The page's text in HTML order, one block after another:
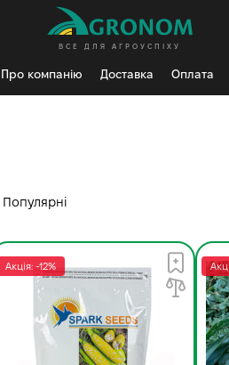
ВСЕ ДЛЯ АГРОУСПІХУ
Про компанію Доставка Оплата
Популярні
Акція: -12%